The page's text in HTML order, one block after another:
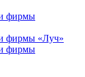
фирмы
фирмы «Луч»
фирмы